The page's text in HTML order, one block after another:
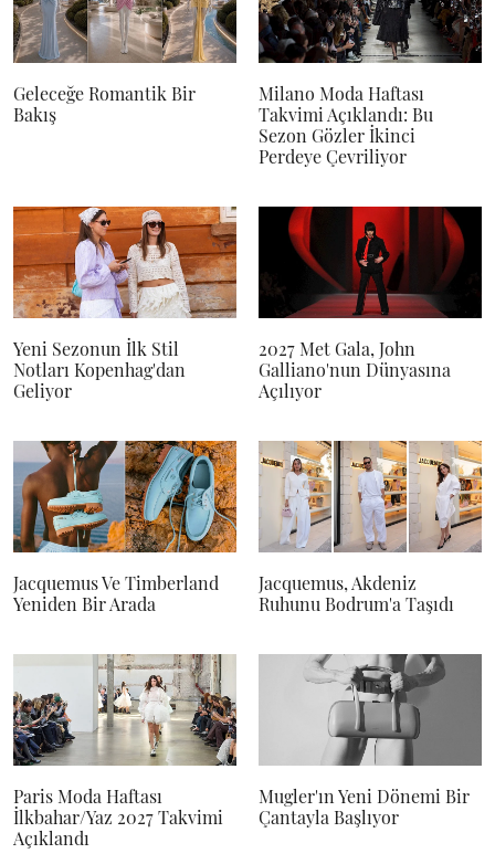
Geleceğe Romantik Bir
Bakış
Milano Moda Haftası
Takvimi Açıklandı: Bu
Sezon Gözler İkinci
Perdeye Çevriliyor
Yeni Sezonun İlk Stil
Notları Kopenhag'dan
Geliyor
2027 Met Gala, John
Galliano'nun Dünyasına
Açılıyor
Jacquemus Ve Timberland
Yeniden Bir Arada
Jacquemus, Akdeniz
Ruhunu Bodrum'a Taşıdı
Paris Moda Haftası
İlkbahar/Yaz 2027 Takvimi
Açıklandı
Mugler'ın Yeni Dönemi Bir
Çantayla Başlıyor